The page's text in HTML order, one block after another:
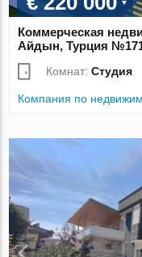
Коммерческая
Айдын, Турция
Комнат:Студия
Компания по